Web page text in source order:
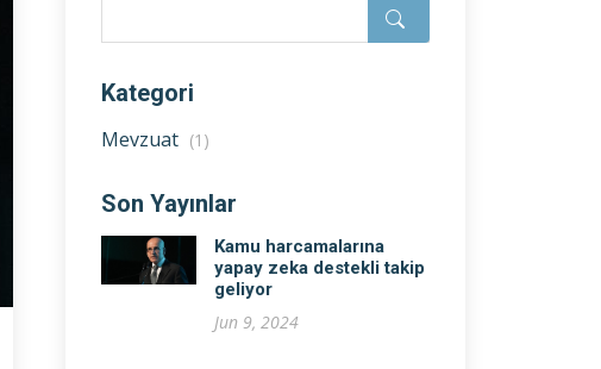
Kategori
Mevzuat (1)
Son Yayınlar
Kamu harcamalarına
yapay zeka destekli takip
geliyor
Jun 9, 2024